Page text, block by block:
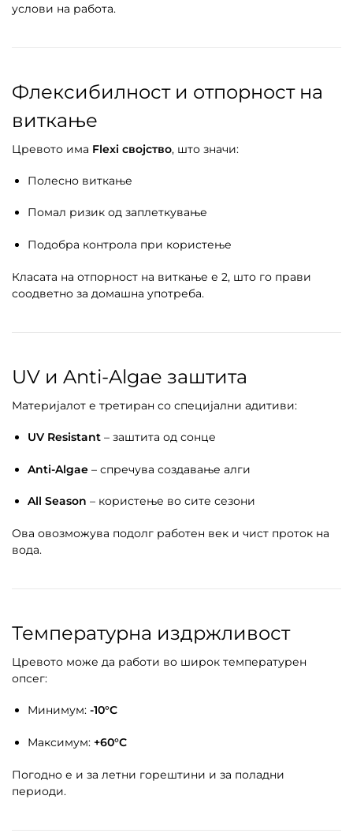
услови на работа.
Флексибилност и отпорност на
виткање
Цревото има Flexi својство, што значи:
Полесно виткање
Помал ризик од заплеткување
Подобра контрола при користење
Класата на отпорност на виткање е 2, што го прави
соодветно за домашна употреба.
UV и Anti-Algae заштита
Материјалот е третиран со специјални адитиви:
UV Resistant – заштита од сонце
Anti-Algae – спречува создавање алги
All Season – користење во сите сезони
Ова овозможува подолг работен век и чист проток на
вода.
Температурна издржливост
Цревото може да работи во широк температурен
опсег:
Минимум: -10°C
Максимум: +60°C
Погодно е и за летни горештини и за поладни
периоди.